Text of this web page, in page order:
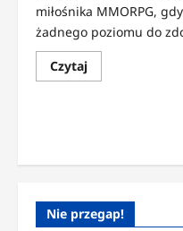
miłośnika MMORPG,
żadnego poziomu do
CzytajDowiedz
się
Elders
Nie przegap!